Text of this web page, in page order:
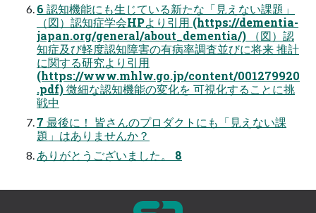
6 認知機能にも⽣じている新たな「⾒えない課題」
（図）認知症学会HPより引⽤ (https://dementia-
japan.org/general/about_dementia/) （図）認
知症及び軽度認知障害の有病率調査並びに将来 推計
に関する研究より引⽤
(https://www.mhlw.go.jp/content/001279920
.pdf) 微細な認知機能の変化を 可視化することに挑
戦中
7 最後に！ 皆さんのプロダクトにも「⾒えない課
題」はありませんか？
ありがとうございました。 8